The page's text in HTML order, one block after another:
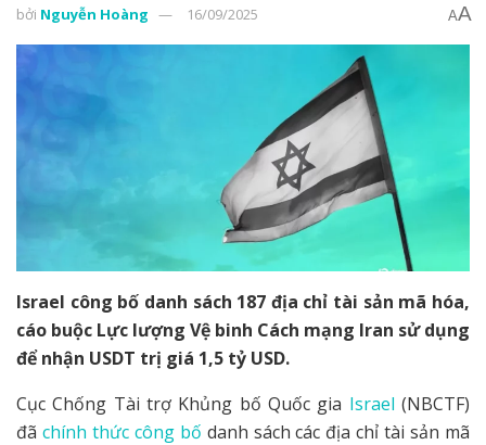
bởi Nguyễn Hoàng 16/09/2025 AA
Israel công bố danh sách 187 địa chỉ tài sản mã hóa,
cáo buộc Lực lượng Vệ binh Cách mạng Iran sử dụng
để nhận USDT trị giá 1,5 tỷ USD.
Cục Chống Tài trợ Khủng bố Quốc gia Israel (NBCTF)
đã chính thức công bố danh sách các địa chỉ tài sản mã